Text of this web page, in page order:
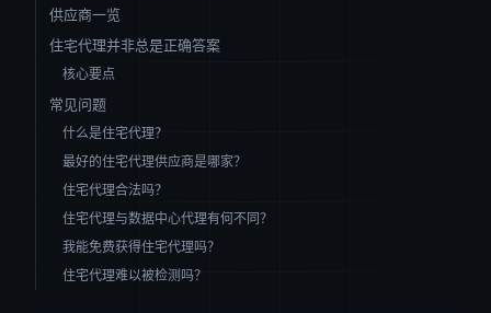
供应商一览
住宅代理并非总是正确答案
核心要点
常见问题
什么是住宅代理？
最好的住宅代理供应商是哪家？
住宅代理合法吗？
住宅代理与数据中心代理有何不同？
我能免费获得住宅代理吗？
住宅代理难以被检测吗？